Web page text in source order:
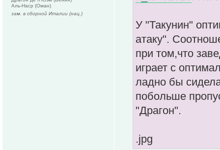
У "Такунин"
атаку".
при том,что
играет с
ладно бы
побольше
"Драгон".
.jpg
Аль-Наср (Оман)
зам. в сборной Италии (нац.)